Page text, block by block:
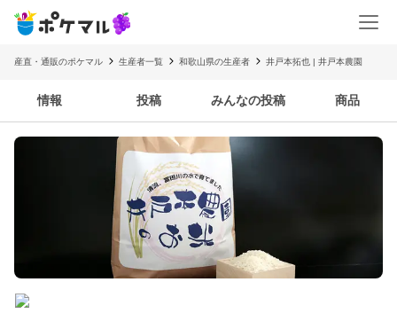
産直・通販のポケマル 生産者一覧 和歌山県の生産者 井戸本拓也 | 井戸本農園
情報 投稿 みんなの投稿 商品